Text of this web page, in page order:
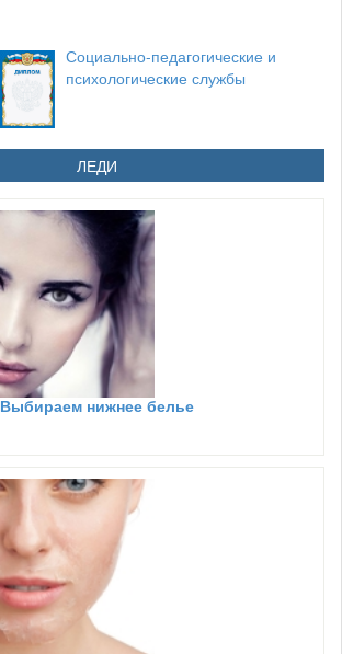
Социально-педагогические и
психологические службы
ЛЕДИ
Выбираем нижнее белье